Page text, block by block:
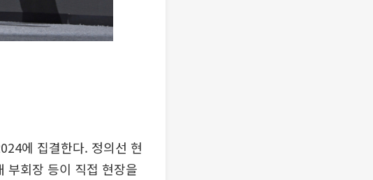
에 집결한다. 정의선 현
부회장 등이 직접 현장을